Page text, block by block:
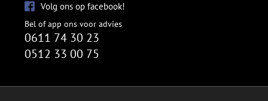
Volg ons op facebook!
Bel of app ons voor advies
0611 74 30 23
0512 33 00 75